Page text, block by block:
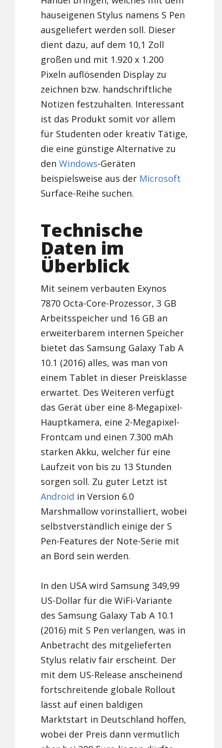
hauseigenen Stylus namens S Pen
ausgeliefert werden soll. Dieser
dient dazu, auf dem 10,1 Zoll
großen und mit 1.920 x 1.200
Pixeln auflösenden Display zu
zeichnen bzw. handschriftliche
Notizen festzuhalten. Interessant
ist das Produkt somit vor allem
für Studenten oder kreativ Tätige,
die eine günstige Alternative zu
denWindows-Geräten
beispielsweise aus der Microsoft
Surface-Reihe suchen.
Technische
Daten im
Überblick
Mit seinem verbauten Exynos
7870 Octa-Core-Prozessor, 3 GB
Arbeitsspeicher und 16 GB an
erweiterbarem internen Speicher
bietet das Samsung Galaxy Tab A
10.1 (2016) alles, was man von
einem Tablet in dieser Preisklasse
erwartet. Des Weiteren verfügt
das Gerät über eine 8-Megapixel-
Hauptkamera, eine 2-Megapixel-
Frontcam und einen 7.300 mAh
starken Akku, welcher für eine
Laufzeit von bis zu 13 Stunden
sorgen soll. Zu guter Letzt ist
Android in Version 6.0
Marshmallow vorinstalliert, wobei
selbstverständlich einige der S
Pen-Features der Note-Serie mit
an Bord sein werden.
In den USA wird Samsung 349,99
US-Dollar für die WiFi-Variante
des Samsung Galaxy Tab A 10.1
(2016) mit S Pen verlangen, was in
Anbetracht des mitgelieferten
Stylus relativ fair erscheint. Der
mit dem US-Release anscheinend
fortschreitende globale Rollout
lässt auf einen baldigen
Marktstart in Deutschland hoffen,
wobei der Preis dann vermutlich